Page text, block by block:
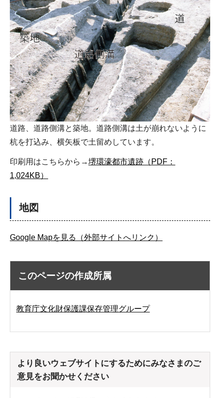
道路、道路側溝と築地。道路側溝は土が崩れないように
杭を打込み、横矢板で土留めしています。
印刷用はこちらから→堺環濠都市遺跡（PDF：
1,024KB）
地図
Google Mapを見る（外部サイトへリンク）
このページの作成所属
教育庁文化財保護課保存管理グループ
より良いウェブサイトにするためにみなさまのご
意見をお聞かせください